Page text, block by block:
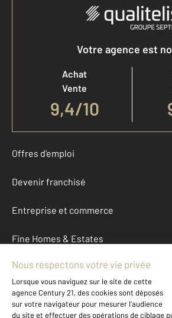
Votre agence est
Achat
Vente
9,4/10
Offres d'emploi
Devenir franchisé
Entreprise et commerce
Fine Homes & Estates
À propos
International